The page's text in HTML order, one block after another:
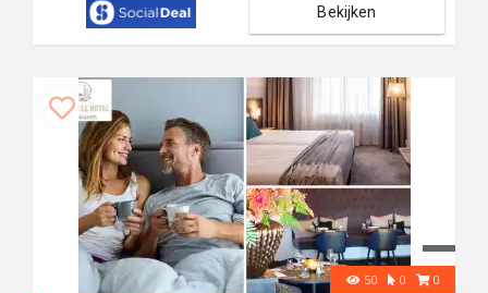
Bekijken
50 0 0